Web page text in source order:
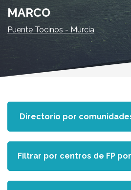
MARCO
Puente Tocinos - Murcia
Filtrar por centros de FP